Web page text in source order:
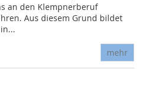
an den Klempnerberuf
Aus diesem Grund bildet
mehr